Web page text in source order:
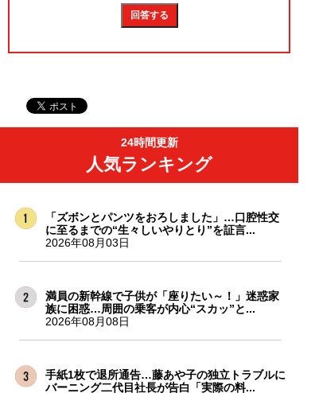
24時間更新
人気ランキング
「ズボンとパンツをおろしました」…口腔性交
に至るまでの“生々しいやりとり”を証言...
2026年08月03日
満員の新幹線で子供が「座りたい～！」迷惑家
族に困惑…周囲の乗客が内心“スカッ”と...
2026年08月08日
手紙1枚で退所通告…藤あや子の独立トラブルに
バーニング二代目社長が告白「実際の料...